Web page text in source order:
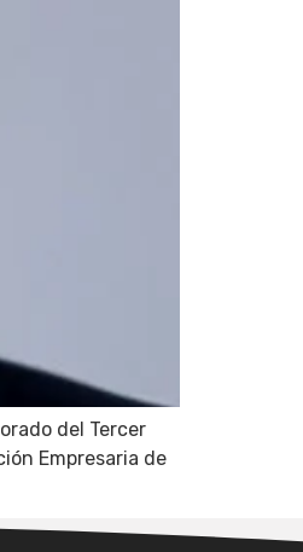
del Tercer
Empresaria de